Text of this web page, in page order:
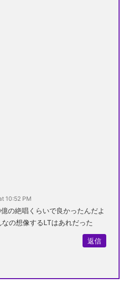
10:52 PM
の絶唱くらいで良かったんだよ
の想像するLTはあれだった
返信